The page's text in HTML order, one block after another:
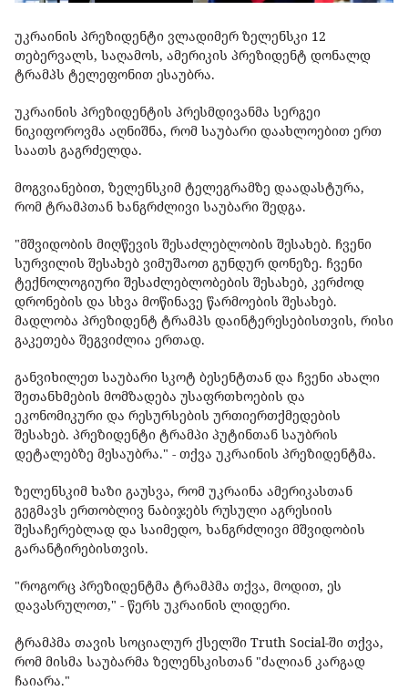
უკრაინის პრეზიდენტი ვლადიმერ ზელენსკი 12
თებერვალს, საღამოს, ამერიკის პრეზიდენტ დონალდ
ტრამპს ტელეფონით ესაუბრა.
უკრაინის პრეზიდენტის პრესმდივანმა სერგეი
ნიკიფოროვმა აღნიშნა, რომ საუბარი დაახლოებით ერთ
საათს გაგრძელდა.
მოგვიანებით, ზელენსკიმ ტელეგრამზე დაადასტურა,
რომ ტრამპთან ხანგრძლივი საუბარი შედგა.
"მშვიდობის მიღწევის შესაძლებლობის შესახებ. ჩვენი
სურვილის შესახებ ვიმუშაოთ გუნდურ დონეზე. ჩვენი
ტექნოლოგიური შესაძლებლობების შესახებ, კერძოდ
დრონების და სხვა მოწინავე წარმოების შესახებ.
მადლობა პრეზიდენტ ტრამპს დაინტერესებისთვის, რისი
გაკეთება შეგვიძლია ერთად.
განვიხილეთ საუბარი სკოტ ბესენტთან და ჩვენი ახალი
შეთანხმების მომზადება უსაფრთხოების და
ეკონომიკური და რესურსების ურთიერთქმედების
შესახებ. პრეზიდენტი ტრამპი პუტინთან საუბრის
დეტალებზე მესაუბრა." - თქვა უკრაინის პრეზიდენტმა.
ზელენსკიმ ხაზი გაუსვა, რომ უკრაინა ამერიკასთან
გეგმავს ერთობლივ ნაბიჯებს რუსული აგრესიის
შესაჩერებლად და საიმედო, ხანგრძლივი მშვიდობის
გარანტირებისთვის.
"როგორც პრეზიდენტმა ტრამპმა თქვა, მოდით, ეს
დავასრულოთ," - წერს უკრაინის ლიდერი.
ტრამპმა თავის სოციალურ ქსელში Truth Social-ში თქვა,
რომ მისმა საუბარმა ზელენსკისთან "ძალიან კარგად
ჩაიარა."